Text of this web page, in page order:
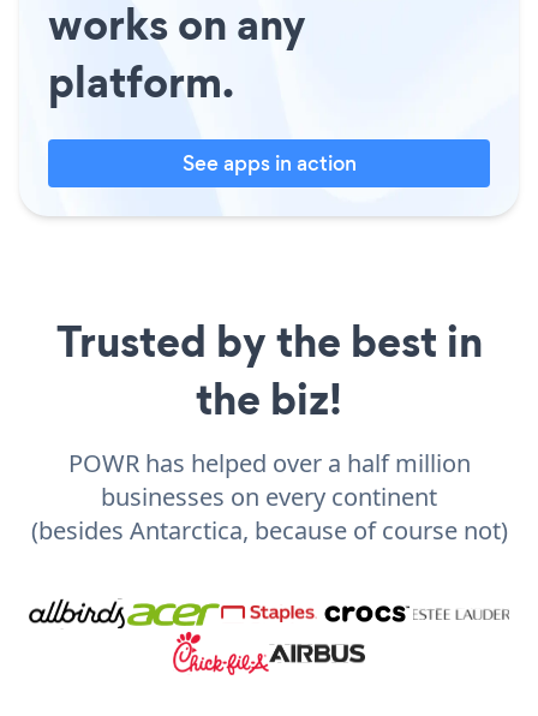
works on any
platform.
See apps in action
Trusted by the best in
the biz!
POWR has helped over a half million
businesses on every continent
(besides Antarctica, because of course not)